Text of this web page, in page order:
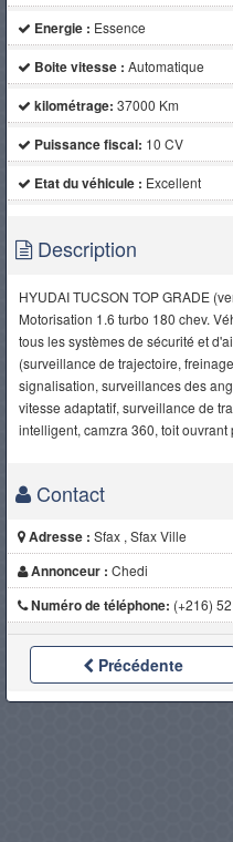
Energie : Essence
Boite vitesse : Automatique
kilométrage: 37000 Km
Puissance fiscal: 10 CV
Etat du véhicule : Excellent
Description
HYUDAI TUCSON TOP GRADE
Motorisation 1.6 turbo 180 chev.
tous les systèmes de sécurité et
(surveillance de trajectoire,
signalisation, surveillances des
vitesse adaptatif, surveillance de
intelligent, camzra 360, toit ouvrant
Contact
Adresse : Sfax , Sfax Ville
Annonceur : Chedi
Numéro de téléphone: (+216)
Précédente